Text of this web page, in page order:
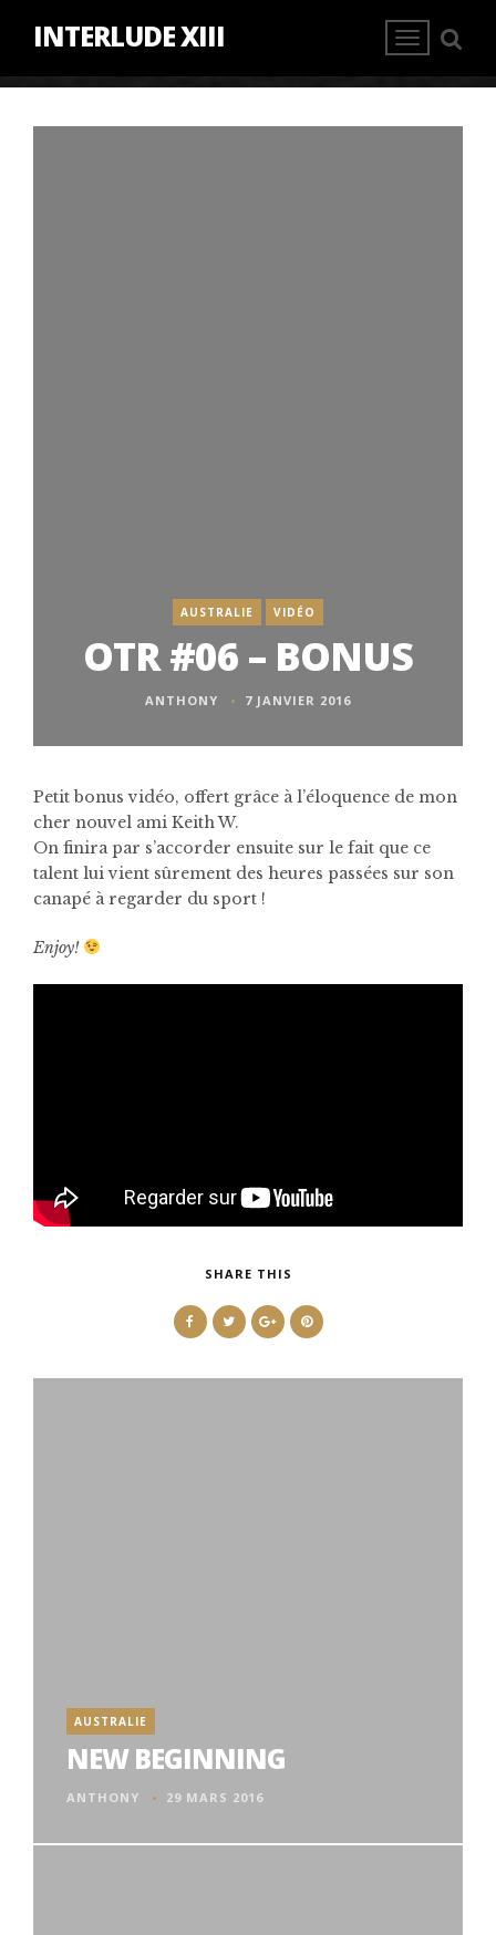
INTERLUDE XIII
AUSTRALIE VIDÉO
OTR #06 – BONUS
ANTHONY 7 JANVIER 2016
Petit bonus vidéo, offert grâce à l’éloquence de mon
cher nouvel ami Keith W.
On finira par s’accorder ensuite sur le fait que ce
talent lui vient sûrement des heures passées sur son
canapé à regarder du sport !
Enjoy!
SHARE THIS
AUSTRALIE
NEW BEGINNING
ANTHONY 29 MARS 2016